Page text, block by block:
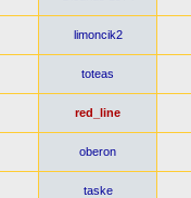
limoncik2
toteas
red_line
oberon
taske